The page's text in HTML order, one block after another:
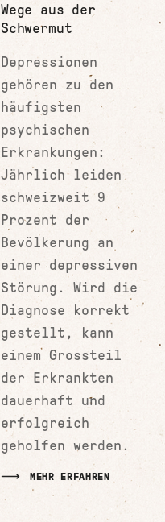
Wege aus der
Schwermut
Depressionen
gehören zu den
häufigsten
psychischen
Erkrankungen:
Jährlich leiden
schweizweit 9
Prozent der
Bevölkerung an
einer depressiven
Störung. Wird die
Diagnose korrekt
gestellt, kann
einem Grossteil
der Erkrankten
dauerhaft und
erfolgreich
geholfen werden.
MEHR ERFAHREN